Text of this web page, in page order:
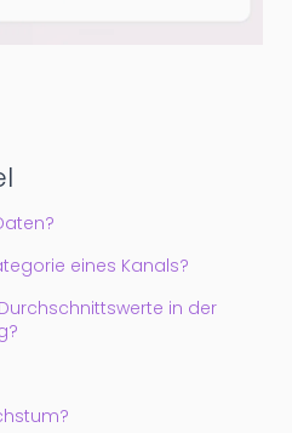
eines Kanals?
in der